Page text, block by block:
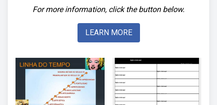
For more information, click the button below.
LEARN MORE